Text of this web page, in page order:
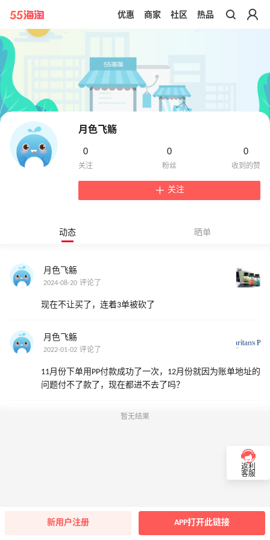
带你去官网买正品
优惠 商家 社区 热品
月色飞觞
0 0 0
关注
动态 晒单
月色飞觞
2024-08-20 评论了
现在不让买了，连着3单被砍了
月色飞觞
2022-01-02 评论了
11月份下单用PP付款成功了一次，12月份就因为账单地址的
问题付不了款了，现在都进不去了吗？
暂无结果
返利
客服
新用户注册 APP打开此链接